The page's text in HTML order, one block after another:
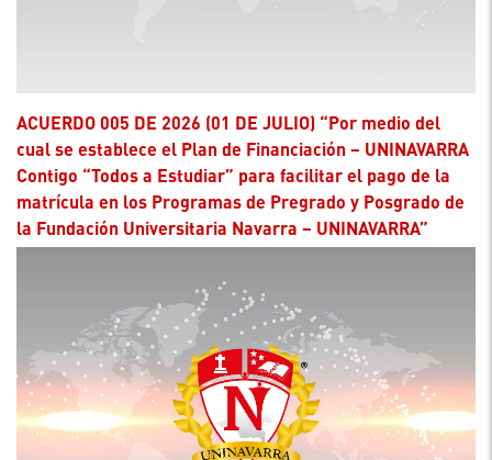
ACUERDO 005 DE 2026 (01 DE JULIO) “Por medio del
cual se establece el Plan de Financiación – UNINAVARRA
Contigo “Todos a Estudiar” para facilitar el pago de la
matrícula en los Programas de Pregrado y Posgrado de
la Fundación Universitaria Navarra – UNINAVARRA”